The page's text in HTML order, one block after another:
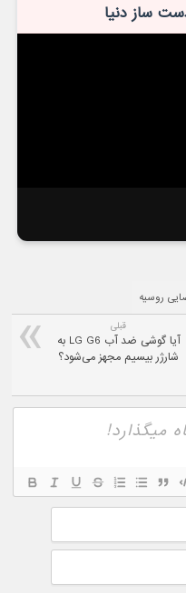
ساز دنیا
روسیه
قبلی
آیا گوشی ضد آب LG G6 به
شارژر بیسیم مجهز می‌شود؟
نام
ایمیل